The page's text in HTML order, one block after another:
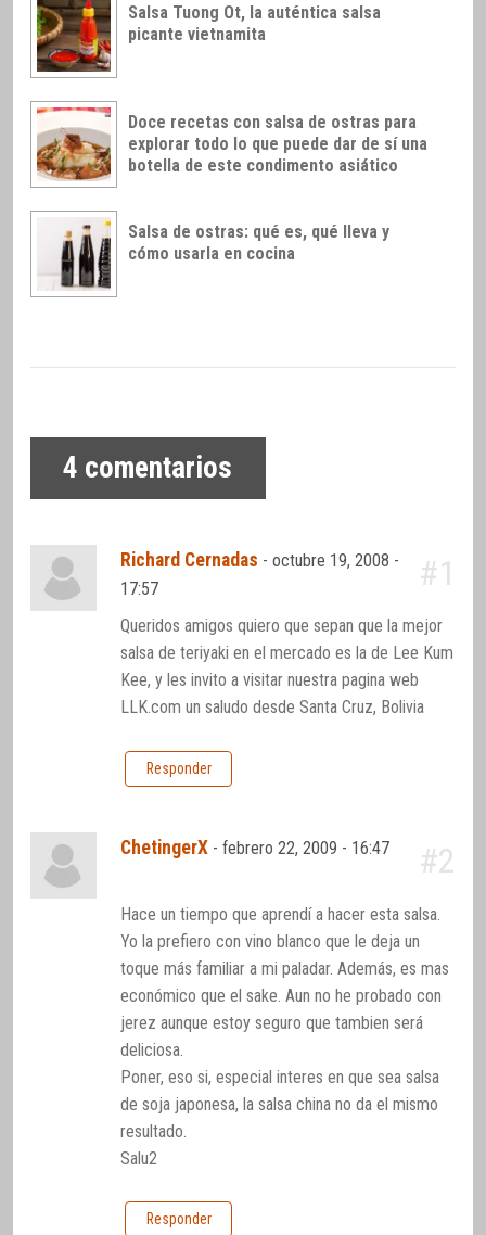
Salsa Tuong Ot, la auténtica salsa
picante vietnamita
Doce recetas con salsa de ostras para
explorar todo lo que puede dar de sí una
botella de este condimento asiático
Salsa de ostras: qué es, qué lleva y
cómo usarla en cocina
4 comentarios
Richard Cernadas -octubre 19, 2008 -
17:57
#1
Queridos amigos quiero que sepan que la mejor
salsa de teriyaki en el mercado es la de Lee Kum
Kee, y les invito a visitar nuestra pagina web
LLK.com un saludo desde Santa Cruz, Bolivia
Responder
ChetingerX -febrero 22, 2009 - 16:47 #2
Hace un tiempo que aprendí a hacer esta salsa.
Yo la prefiero con vino blanco que le deja un
toque más familiar a mi paladar. Además, es mas
económico que el sake. Aun no he probado con
jerez aunque estoy seguro que tambien será
deliciosa.
Poner, eso si, especial interes en que sea salsa
de soja japonesa, la salsa china no da el mismo
resultado.
Salu2
Responder